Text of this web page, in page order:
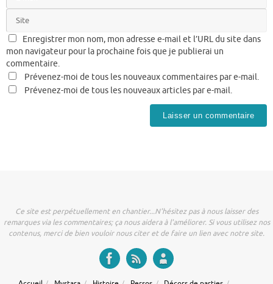
Enregistrer mon nom, mon adresse e-mail et l’URL du site dans
mon navigateur pour la prochaine fois que je publierai un
commentaire.
Prévenez-moi de tous les nouveaux commentaires par e-mail.
Prévenez-moi de tous les nouveaux articles par e-mail.
Ce site est perpétuellement en chantier...N'hésitez pas à nous laisser des
remarques via les commentaires; ça nous aidera à l'améliorer. Si vous utilisez nos
contenus, merci de bien vouloir nous citer et de faire un lien avec notre site.